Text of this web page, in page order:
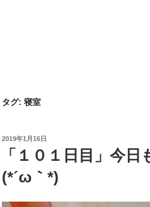
タグ: 寝室
投
日:
2019年1月16日
「１０１日目」今
(*´ω｀*)